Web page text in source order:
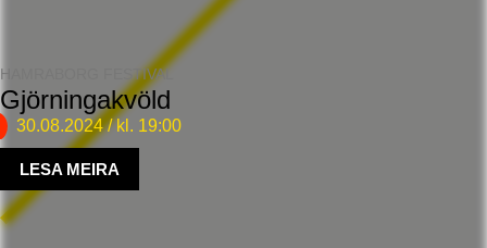
HAMRABORG FESTIVAL
Gjörningakvöld
30.08.2024/ kl. 19:00
LESA MEIRA